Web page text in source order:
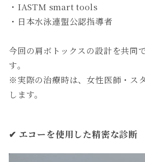
・IASTM smart tools
・日本水泳連盟公認指導者
今回の肩ボトックスの設計を共同
す。
※実際の治療時は、女性医師・ス
します。
✔ エコーを使用した精密な診断